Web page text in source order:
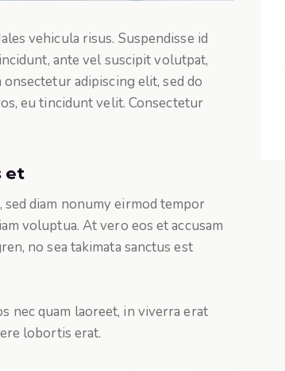
vehicula risus. Suspendisse id
ante vel suscipit volutpat,
adipiscing elit, sed do
eu tincidunt velit. Consectetur
et
diam nonumy eirmod tempor
voluptua. At vero eos et accusam
no sea takimata sanctus est
nec quam laoreet, in viverra erat
lobortis erat.